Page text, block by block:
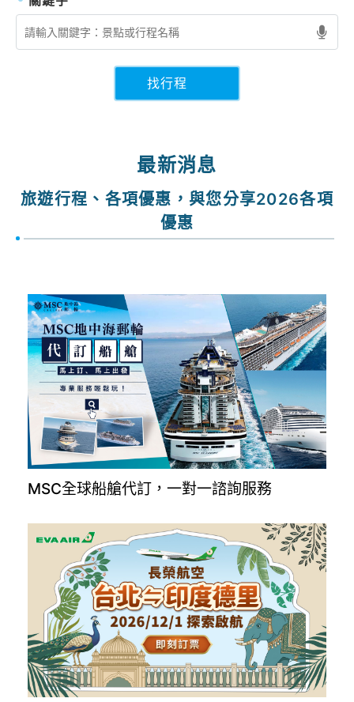
找行程
最新消息
旅遊行程、各項優惠，與您分享2026各項
優惠
MSC全球船艙代訂，一對一諮詢服務